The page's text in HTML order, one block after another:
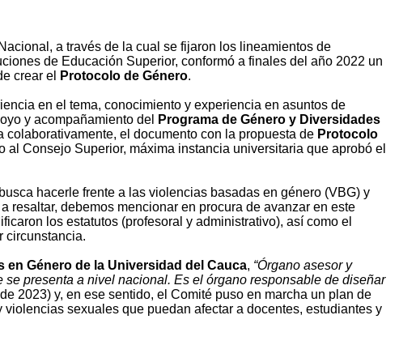
a través de la cual se fijaron los lineamientos de
de Educación Superior, conformó a finales del año 2022 un
crear el
Protocolo de Género.
en el tema, conocimiento y experiencia en asuntos de
y acompañamiento del
Programa de Género y Diversidades
el documento con la propuesta de Protocolo
al Consejo Superior, máxima instancia universitaria que aprobó el
hacerle frente a las violencias basadas en género (VBG) y
debemos mencionar en procura de avanzar en este
los estatutos (profesoral y administrativo), así como el
circunstancia.
Género de la Universidad del Cauca, “Órgano asesor y
presenta a nivel nacional. Es el órgano responsable de diseñar
2023) y, en ese sentido, el Comité puso en marcha un plan de
sexuales que puedan afectar a docentes, estudiantes y